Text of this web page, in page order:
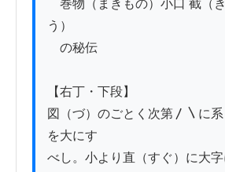
巻物（まきもの）小口 截（
う）
の秘伝
【右丁・下段】
図（づ）のごとく次第〳〵に
を大にす
べし。小より直（すぐ）に大